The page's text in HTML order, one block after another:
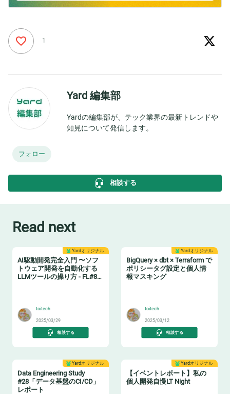
1
Yard 編集部
Yardの編集部が、テック業界の最新トレンドや
知見について発信します。
フォロー
相談する
Read next
Yardオリジナル
AI駆動開発完全入門 〜ソフ
トウェア開発を自動化する
LLMツールの操り方 - FL#87
toitech
2025/03/29
相談する
Yardオリジナル
BigQuery × dbt × Terraform で
ポリシータグ設定と個人情
報マスキング
toitech
2025/03/12
相談する
Yardオリジナル
Data Engineering Study
#28「データ基盤のCI/CD」
レポート
Yardオリジナル
【イベントレポート】私の
個人開発自慢LT Night